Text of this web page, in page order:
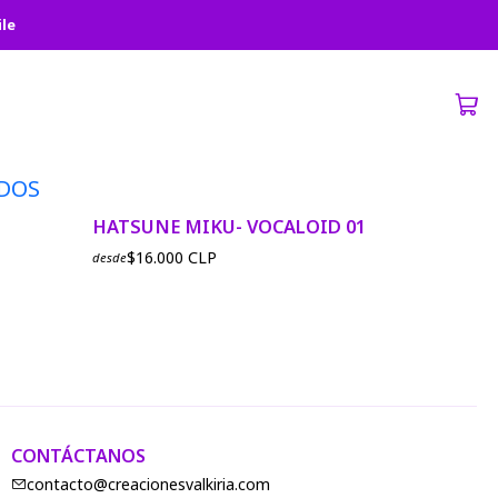
HATSUNE MIKU- VOCALOID 01
desde$16.000 CLP
CONTÁCTANOS
contacto@creacionesvalkiria.com